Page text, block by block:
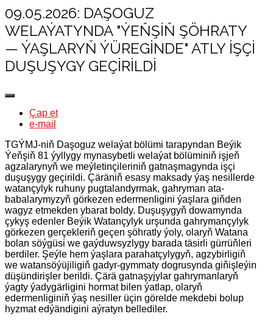
09.05.2026: DAŞOGUZ
WELAÝATYNDA "ÝEŇŞIŇ ŞÖHRATY
— ÝAŞLARYŇ ÝÜREGINDE" ATLY IŞÇI
DUŞUŞYGY GEÇIRILDI
Çap et
e-mail
TGÝMJ-niň Daşoguz welaýat bölümi tarapyndan Beýik
Ýeňşiň 81 ýyllygy mynasybetli welaýat bölüminiň işjeň
agzalarynyň we meýletinçileriniň gatnaşmagynda işçi
duşuşygy geçirildi. Çäräniň esasy maksady ýaş nesillerde
watançylyk ruhuny pugtalandyrmak, gahryman ata-
babalarymyzyň görkezen edermenligini ýaşlara giňden
wagyz etmekden ybarat boldy. Duşuşygyň dowamynda
çykyş edenler Beýik Watançylyk urşunda gahrymançylyk
görkezen gerçekleriň geçen şöhratly ýoly, olaryň Watana
bolan söýgüsi we gaýduwsyzlygy barada täsirli gürrüňleri
berdiler. Şeýle hem ýaşlara parahatçylygyň, agzybirligiň
we watansöýüjiligiň gadyr-gymmaty dogrusynda giňişleýin
düşündirişler berildi. Çärä gatnaşyjylar gahrymanlaryň
ýagty ýadygärligini hormat bilen ýatlap, olaryň
edermenliginiň ýaş nesiller üçin görelde mekdebi bolup
hyzmat edýändigini aýratyn bellediler.